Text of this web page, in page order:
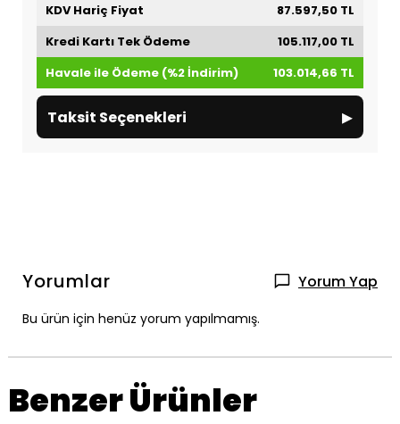
KDV Hariç Fiyat
87.597,50 TL
Kredi Kartı Tek Ödeme
105.117,00 TL
Havale ile Ödeme (%2 İndirim)
103.014,66 TL
Taksit Seçenekleri ▸
Yorumlar Yorum Yap
Bu ürün için henüz yorum yapılmamış.
Benzer Ürünler